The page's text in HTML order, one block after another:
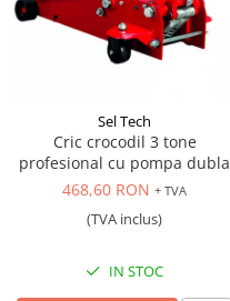
Antrenor articulat si culisant
Ciocan, levier, dalti si dornuri
Perie de sarma
Prese si extractoare
Reparat filete
Scule camioane
Sel Tech
Cric crocodil 3 tone
profesional cu pompa dubla
468,60 RON + TVA
(TVA inclus)
IN STOC